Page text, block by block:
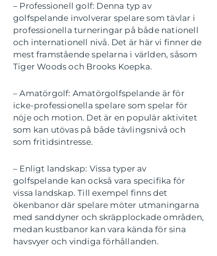
– Professionell golf: Denna typ av
golfspelande involverar spelare som tävlar i
professionella turneringar på både nationell
och internationell nivå. Det är här vi finner de
mest framstående spelarna i världen, såsom
Tiger Woods och Brooks Koepka.
– Amatörgolf: Amatörgolfspelande är för
icke-professionella spelare som spelar för
nöje och motion. Det är en populär aktivitet
som kan utövas på både tävlingsnivå och
som fritidsintresse.
– Enligt landskap: Vissa typer av
golfspelande kan också vara specifika för
vissa landskap. Till exempel finns det
ökenbanor där spelare möter utmaningarna
med sanddyner och skräpplockade områden,
medan kustbanor kan vara kända för sina
havsvyer och vindiga förhållanden.